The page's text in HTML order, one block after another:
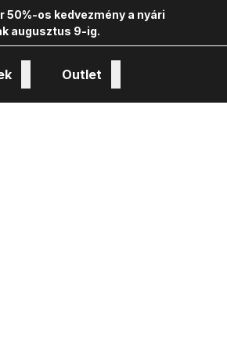
50%-os kedvezmény a nyári
augusztus 9-ig.
Outlet